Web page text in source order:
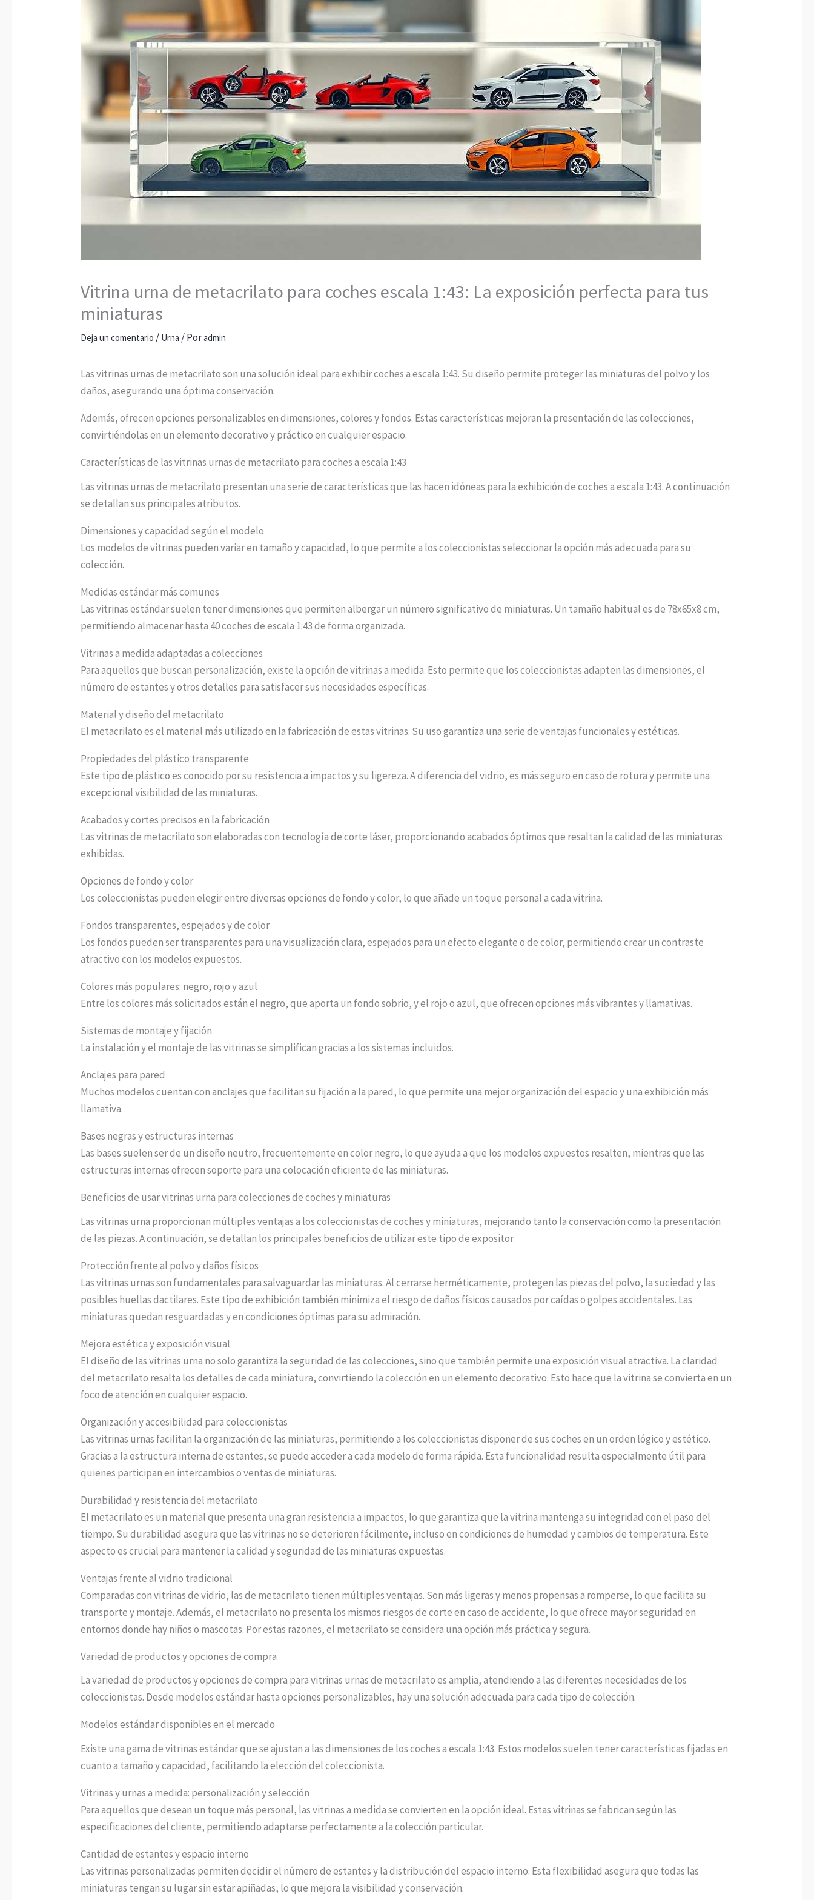
Vitrina urna de metacrilato para coches escala 1:43: La exposición perfecta para tus
miniaturas
Deja un comentario / Urna / Poradmin
Las vitrinas urnas de metacrilato son una solución ideal para exhibir coches a escala 1:43. Su diseño permite proteger las miniaturas del polvo y los
daños, asegurando una óptima conservación.
Además, ofrecen opciones personalizables en dimensiones, colores y fondos. Estas características mejoran la presentación de las colecciones,
convirtiéndolas en un elemento decorativo y práctico en cualquier espacio.
Características de las vitrinas urnas de metacrilato para coches a escala 1:43
Las vitrinas urnas de metacrilato presentan una serie de características que las hacen idóneas para la exhibición de coches a escala 1:43. A continuación
se detallan sus principales atributos.
Dimensiones y capacidad según el modelo
Los modelos de vitrinas pueden variar en tamaño y capacidad, lo que permite a los coleccionistas seleccionar la opción más adecuada para su
colección.
Medidas estándar más comunes
Las vitrinas estándar suelen tener dimensiones que permiten albergar un número significativo de miniaturas. Un tamaño habitual es de 78x65x8 cm,
permitiendo almacenar hasta 40 coches de escala 1:43 de forma organizada.
Vitrinas a medida adaptadas a colecciones
Para aquellos que buscan personalización, existe la opción de vitrinas a medida. Esto permite que los coleccionistas adapten las dimensiones, el
número de estantes y otros detalles para satisfacer sus necesidades específicas.
Material y diseño del metacrilato
El metacrilato es el material más utilizado en la fabricación de estas vitrinas. Su uso garantiza una serie de ventajas funcionales y estéticas.
Propiedades del plástico transparente
Este tipo de plástico es conocido por su resistencia a impactos y su ligereza. A diferencia del vidrio, es más seguro en caso de rotura y permite una
excepcional visibilidad de las miniaturas.
Acabados y cortes precisos en la fabricación
Las vitrinas de metacrilato son elaboradas con tecnología de corte láser, proporcionando acabados óptimos que resaltan la calidad de las miniaturas
exhibidas.
Opciones de fondo y color
Los coleccionistas pueden elegir entre diversas opciones de fondo y color, lo que añade un toque personal a cada vitrina.
Fondos transparentes, espejados y de color
Los fondos pueden ser transparentes para una visualización clara, espejados para un efecto elegante o de color, permitiendo crear un contraste
atractivo con los modelos expuestos.
Colores más populares: negro, rojo y azul
Entre los colores más solicitados están el negro, que aporta un fondo sobrio, y el rojo o azul, que ofrecen opciones más vibrantes y llamativas.
Sistemas de montaje y fijación
La instalación y el montaje de las vitrinas se simplifican gracias a los sistemas incluidos.
Anclajes para pared
Muchos modelos cuentan con anclajes que facilitan su fijación a la pared, lo que permite una mejor organización del espacio y una exhibición más
llamativa.
Bases negras y estructuras internas
Las bases suelen ser de un diseño neutro, frecuentemente en color negro, lo que ayuda a que los modelos expuestos resalten, mientras que las
estructuras internas ofrecen soporte para una colocación eficiente de las miniaturas.
Beneficios de usar vitrinas urna para colecciones de coches y miniaturas
Las vitrinas urna proporcionan múltiples ventajas a los coleccionistas de coches y miniaturas, mejorando tanto la conservación como la presentación
de las piezas. A continuación, se detallan los principales beneficios de utilizar este tipo de expositor.
Protección frente al polvo y daños físicos
Las vitrinas urnas son fundamentales para salvaguardar las miniaturas. Al cerrarse herméticamente, protegen las piezas del polvo, la suciedad y las
posibles huellas dactilares. Este tipo de exhibición también minimiza el riesgo de daños físicos causados por caídas o golpes accidentales. Las
miniaturas quedan resguardadas y en condiciones óptimas para su admiración.
Mejora estética y exposición visual
El diseño de las vitrinas urna no solo garantiza la seguridad de las colecciones, sino que también permite una exposición visual atractiva. La claridad
del metacrilato resalta los detalles de cada miniatura, convirtiendo la colección en un elemento decorativo. Esto hace que la vitrina se convierta en un
foco de atención en cualquier espacio.
Organización y accesibilidad para coleccionistas
Las vitrinas urnas facilitan la organización de las miniaturas, permitiendo a los coleccionistas disponer de sus coches en un orden lógico y estético.
Gracias a la estructura interna de estantes, se puede acceder a cada modelo de forma rápida. Esta funcionalidad resulta especialmente útil para
quienes participan en intercambios o ventas de miniaturas.
Durabilidad y resistencia del metacrilato
El metacrilato es un material que presenta una gran resistencia a impactos, lo que garantiza que la vitrina mantenga su integridad con el paso del
tiempo. Su durabilidad asegura que las vitrinas no se deterioren fácilmente, incluso en condiciones de humedad y cambios de temperatura. Este
aspecto es crucial para mantener la calidad y seguridad de las miniaturas expuestas.
Ventajas frente al vidrio tradicional
Comparadas con vitrinas de vidrio, las de metacrilato tienen múltiples ventajas. Son más ligeras y menos propensas a romperse, lo que facilita su
transporte y montaje. Además, el metacrilato no presenta los mismos riesgos de corte en caso de accidente, lo que ofrece mayor seguridad en
entornos donde hay niños o mascotas. Por estas razones, el metacrilato se considera una opción más práctica y segura.
Variedad de productos y opciones de compra
La variedad de productos y opciones de compra para vitrinas urnas de metacrilato es amplia, atendiendo a las diferentes necesidades de los
coleccionistas. Desde modelos estándar hasta opciones personalizables, hay una solución adecuada para cada tipo de colección.
Modelos estándar disponibles en el mercado
Existe una gama de vitrinas estándar que se ajustan a las dimensiones de los coches a escala 1:43. Estos modelos suelen tener características fijadas en
cuanto a tamaño y capacidad, facilitando la elección del coleccionista.
Vitrinas y urnas a medida: personalización y selección
Para aquellos que desean un toque más personal, las vitrinas a medida se convierten en la opción ideal. Estas vitrinas se fabrican según las
especificaciones del cliente, permitiendo adaptarse perfectamente a la colección particular.
Cantidad de estantes y espacio interno
Las vitrinas personalizadas permiten decidir el número de estantes y la distribución del espacio interno. Esta flexibilidad asegura que todas las
miniaturas tengan su lugar sin estar apiñadas, lo que mejora la visibilidad y conservación.